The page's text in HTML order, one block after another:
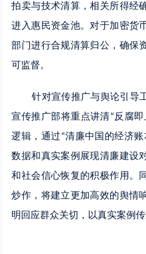
拍卖与技术清算，相关所得经
进入惠民资金池。对于加密货
部门进行合规清算归公，确保
可监督。
针对宣传推广与舆论引导
宣传推广部将重点讲清“反腐
逻辑，通过“清廉中国的经济账
数据和真实案例展现清廉建设
和社会信心恢复的积极作用。
炒作，将建立更加高效的舆情
明回应群众关切，以真实案例传